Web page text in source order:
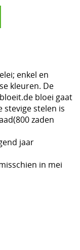
enkel en
kleuren. De
bloei gaat
stelen is
zaden
jaar
in mei